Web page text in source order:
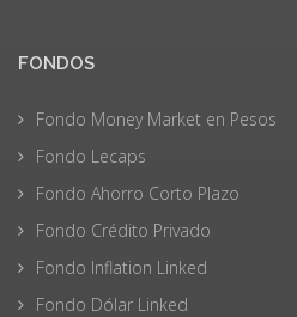
FONDOS
Fondo Money Market en Pesos
Fondo Lecaps
Fondo Ahorro Corto Plazo
Fondo Crédito Privado
Fondo Inflation Linked
Fondo Dólar Linked